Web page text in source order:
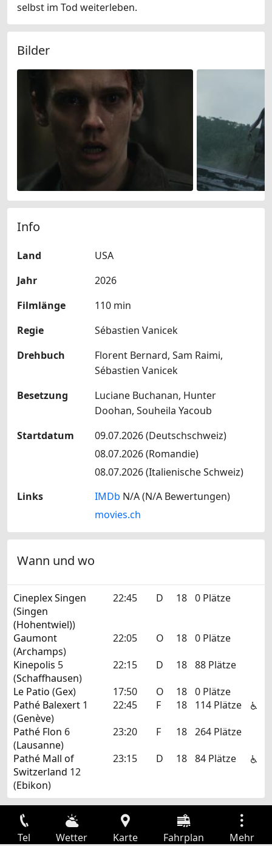
selbst im Tod weiterleben.
Bilder
Info
Land
USA
Jahr
2026
Filmlänge
110 min
Regie
Sébastien Vanicek
Drehbuch
Florent Bernard, Sam Raimi,
Sébastien Vanicek
Besetzung
Luciane Buchanan, Hunter
Doohan, Souheila Yacoub
Startdatum
09.07.2026 (Deutschschweiz)
08.07.2026 (Romandie)
08.07.2026 (Italienische Schweiz)
Links
IMDb N/A (N/A Bewertungen)
movies.ch
Wann und wo
Cineplex Singen
(Singen
(Hohentwiel))
22:45 D 18 0 Plätze
Gaumont
(Archamps)
22:05 O 18 0 Plätze
Kinepolis 5
(Schaffhausen)
22:15 D 18 88 Plätze
Le Patio (Gex) 17:50 O 18 0 Plätze
Pathé Balexert 1
(Genève)
22:45 F 18
114 Plätze
Pathé Flon 6
(Lausanne)
23:20 F 18 264 Plätze
Pathé Mall of
Switzerland 12
(Ebikon)
23:15 D 18 84 Plätze
Tel Wetter Karte Fahrplan Mehr